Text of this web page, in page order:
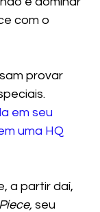
com o
provar
em seu
uma HQ
a partir daí,
seu